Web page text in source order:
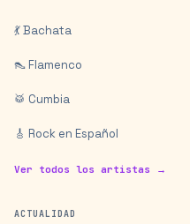
💃 Bachata
👠 Flamenco
🥁 Cumbia
🎸 Rock en Español
Ver todos los artistas →
ACTUALIDAD